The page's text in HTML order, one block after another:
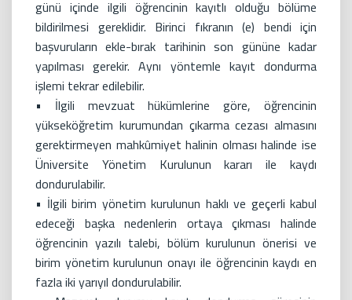
günü içinde ilgili öğrencinin kayıtlı olduğu bölüme
bildirilmesi gereklidir. Birinci fıkranın (e) bendi için
başvuruların ekle-bırak tarihinin son gününe kadar
yapılması gerekir. Aynı yöntemle kayıt dondurma
işlemi tekrar edilebilir.
• İlgili mevzuat hükümlerine göre, öğrencinin
yükseköğretim kurumundan çıkarma cezası almasını
gerektirmeyen mahkûmiyet halinin olması halinde ise
Üniversite Yönetim Kurulunun kararı ile kaydı
dondurulabilir.
• İlgili birim yönetim kurulunun haklı ve geçerli kabul
edeceği başka nedenlerin ortaya çıkması halinde
öğrencinin yazılı talebi, bölüm kurulunun önerisi ve
birim yönetim kurulunun onayı ile öğrencinin kaydı en
fazla iki yarıyıl dondurulabilir.